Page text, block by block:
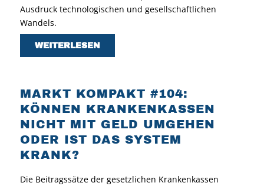
Ausdruck technologischen und gesellschaftlichen
Wandels.
WEITERLESEN
MARKT KOMPAKT #104:
KÖNNEN KRANKENKASSEN
NICHT MIT GELD UMGEHEN
ODER IST DAS SYSTEM
KRANK?
Die Beitragssätze der gesetzlichen Krankenkassen